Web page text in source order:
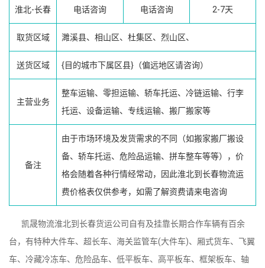
淮北-长春 电话咨询 电话咨询 2-7天
取货区域 濉溪县、相山区、杜集区、烈山区、
送货区域 {目的城市下属区县}（偏远地区请咨询）
主营业务
整车运输、零担运输、轿车托运、冷链运输、行李
托运、设备运输、专线运输、搬厂搬家等
备注
由于市场环境及发货需求的不同（如搬家搬厂搬设
备、轿车托运、危险品运输、拼车整车等等），价
格会随着各种行情经常动，因此淮北到长春物流运
费价格表仅供参考，如需了解资费请来电咨询
凯晟物流淮北到长春货运公司自有及挂靠长期合作车辆有百余
台，有特种大件车、超长车、海关监管车(大件车)、厢式货车、飞翼
车、冷藏冷冻车、危险品车、低平板车、高平板车、框架板车、轴